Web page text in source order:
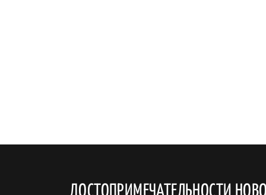
ДОСТОПРИМЕЧАТЕЛЬНОСТИ